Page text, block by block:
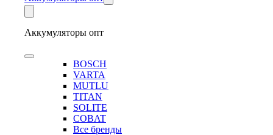
Аккумуляторы опт
BOSCH
VARTA
MUTLU
TITAN
SOLITE
COBAT
Все бренды